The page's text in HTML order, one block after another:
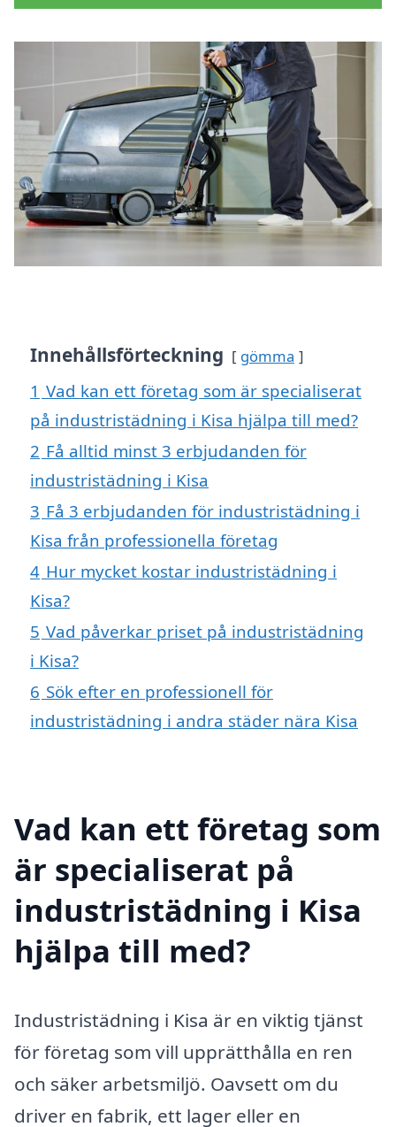
Innehållsförteckning gömma
1 Vad kan ett företag som är specialiserat
på industristädning i Kisa hjälpa till med?
2 Få alltid minst 3 erbjudanden för
industristädning i Kisa
3 Få 3 erbjudanden för industristädning i
Kisa från professionella företag
4 Hur mycket kostar industristädning i
Kisa?
5 Vad påverkar priset på industristädning
i Kisa?
6 Sök efter en professionell för
industristädning i andra städer nära Kisa
Vad kan ett företag som
är specialiserat på
industristädning i Kisa
hjälpa till med?
Industristädning i Kisa är en viktig tjänst
för företag som vill upprätthålla en ren
och säker arbetsmiljö. Oavsett om du
driver en fabrik, ett lager eller en